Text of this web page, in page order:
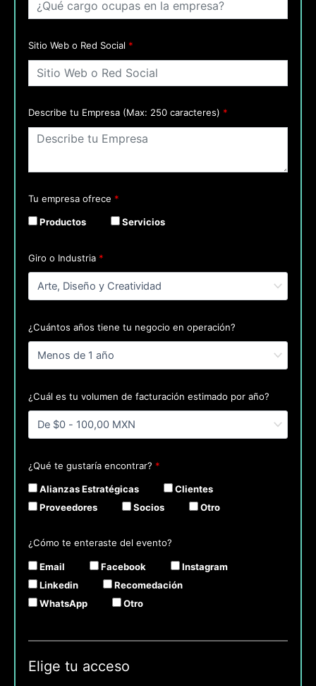
Sitio Web o Red Social *
Describe tu Empresa (Max: 250 caracteres) *
Tu empresa ofrece *
Productos Servicios
Giro o Industria *
¿Cuántos años tiene tu negocio en operación?
¿Cuál es tu volumen de facturación estimado por año?
¿Qué te gustaría encontrar? *
Alianzas Estratégicas
Clientes
Proveedores
Socios Otro
¿Cómo te enteraste del evento?
Email Facebook
Instagram
Linkedin
Recomedación
WhatsApp
Otro
Elige tu acceso